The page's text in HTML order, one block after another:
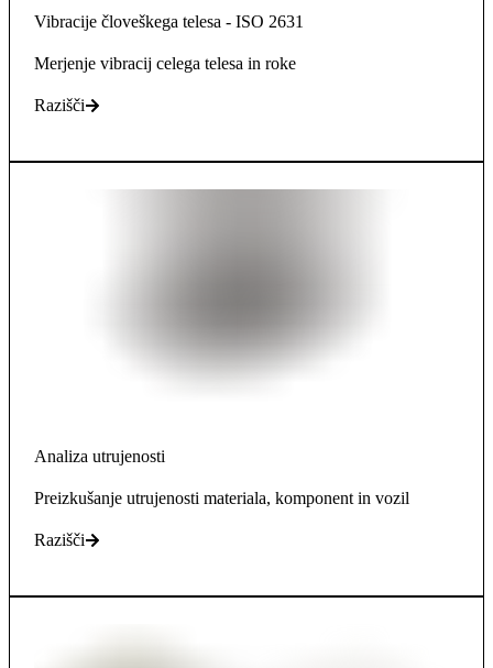
Vibracije človeškega telesa - ISO 2631
Merjenje vibracij celega telesa in roke
Razišči
Analiza utrujenosti
Preizkušanje utrujenosti materiala, komponent in vozil
Razišči